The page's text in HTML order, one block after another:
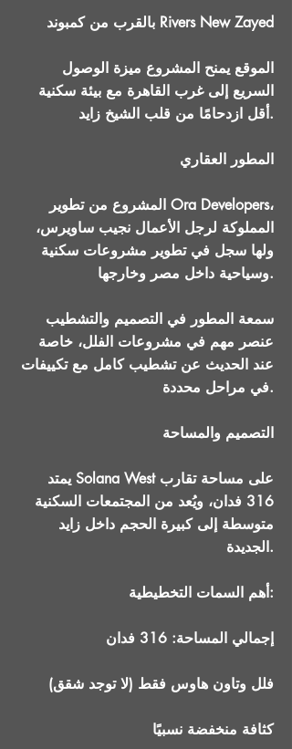
بالقرب من كمبوند Rivers New Zayed
الموقع يمنح المشروع ميزة الوصول
السريع إلى غرب القاهرة مع بيئة سكنية
أقل ازدحامًا من قلب الشيخ زايد.
المطور العقاري
المشروع من تطوير Ora Developers،
المملوكة لرجل الأعمال نجيب ساويرس،
ولها سجل في تطوير مشروعات سكنية
وسياحية داخل مصر وخارجها.
سمعة المطور في التصميم والتشطيب
عنصر مهم في مشروعات الفلل، خاصة
عند الحديث عن تشطيب كامل مع تكييفات
في مراحل محددة.
التصميم والمساحة
يمتد Solana West على مساحة تقارب
316 فدان، ويُعد من المجتمعات السكنية
متوسطة إلى كبيرة الحجم داخل زايد
الجديدة.
أهم السمات التخطيطية:
إجمالي المساحة: 316 فدان
فلل وتاون هاوس فقط (لا توجد شقق)
كثافة منخفضة نسبيًا